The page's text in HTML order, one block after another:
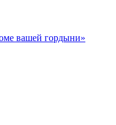
вашей гордыни»